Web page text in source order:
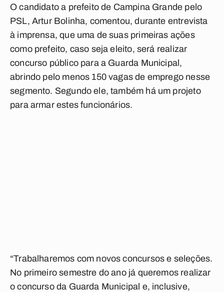
O candidato a prefeito de Campina Grande pelo
PSL, Artur Bolinha, comentou, durante entrevista
à imprensa, que uma de suas primeiras ações
como prefeito, caso seja eleito, será realizar
concurso público para a Guarda Municipal,
abrindo pelo menos 150 vagas de emprego nesse
segmento. Segundo ele, também há um projeto
para armar estes funcionários.
“Trabalharemos com novos concursos e seleções.
No primeiro semestre do ano já queremos realizar
o concurso da Guarda Municipal e, inclusive,